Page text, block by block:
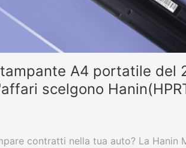
A4 portatile del
scelgono
contratti nella tua auto? La Hanin